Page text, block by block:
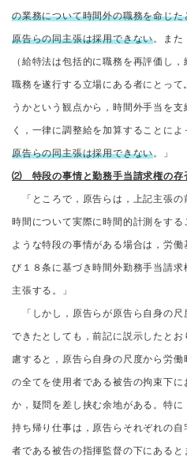
の業務について時間外の職務を命じ
原告らの同主張は採用できない。ま
（給特法は包括的に職務を再評価し
職務を遂行する立場にある者にとっ
うかという観点から，時間外手当を
く，一律に調整給を加算することによ
原告らの同主張は採用できない。」
⑵ 特段の事情と勤務手当請求権の存
「ところで，原告らは，上記主張
時間について実際に時間的計測をす
ような特段の事情がある場合は，労
び１８条に基づき時間外勤務手当請
主張する。」
「しかし，原告らが原告ら自身の
できたとしても，前記に説示したと
慮すると，原告ら自身の尺度から労
の全てを使用者である被告の拘束下
か，疑問を差し挟む余地がある。特
持ち帰り仕事は，原告らそれぞれの
者である被告の指揮監督の下にある